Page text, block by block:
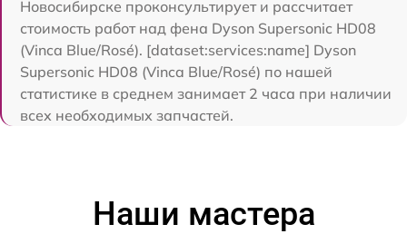
Новосибирске проконсультирует и рассчитает
стоимость работ над фена Dyson Supersonic HD08
(Vinca Blue/Rosé). [dataset:services:name] Dyson
Supersonic HD08 (Vinca Blue/Rosé) по нашей
статистике в среднем занимает 2 часа при наличии
всех необходимых запчастей.
Наши мастера